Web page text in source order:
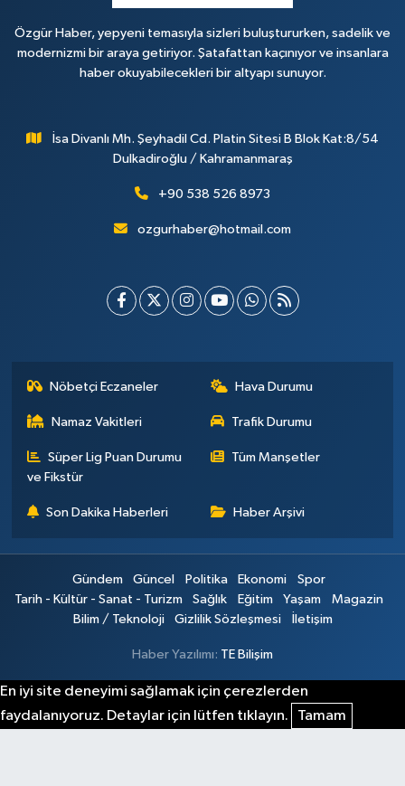
Özgür Haber, yepyeni temasıyla sizleri buluştururken, sadelik ve
modernizmi bir araya getiriyor. Şatafattan kaçınıyor ve insanlara
haber okuyabilecekleri bir altyapı sunuyor.
İsa Divanlı Mh. Şeyhadil Cd. Platin Sitesi B Blok Kat:8/54
Dulkadiroğlu / Kahramanmaraş
+90 538 526 8973
ozgurhaber@hotmail.com
Nöbetçi Eczaneler Hava Durumu
Namaz Vakitleri Trafik Durumu
Süper Lig Puan Durumu
ve Fikstür
Tüm Manşetler
Son Dakika Haberleri Haber Arşivi
Gündem Güncel Politika Ekonomi
Spor
Tarih - Kültür - Sanat - Turizm
Sağlık Eğitim Yaşam
Magazin
Bilim / Teknoloji
Gizlilik Sözleşmesi İletişim
Haber Yazılımı: TE Bilişim
En iyi site deneyimi sağlamak için çerezlerden
faydalanıyoruz. Detaylar için lütfen tıklayın.
Tamam